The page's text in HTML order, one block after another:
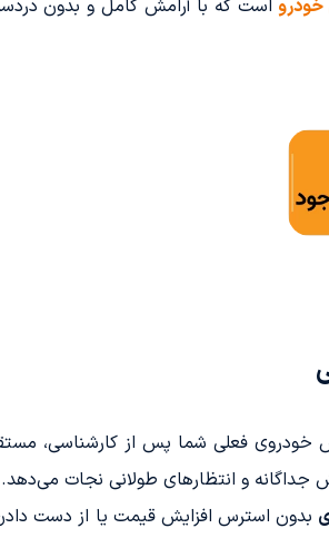
است که با آرامش کامل و بدون
فعلی شما پس از کارشناسی،
جداگانه و انتظارهای طولانی نجات می‌دهد.
بدون استرس افزایش قیمت یا از دست